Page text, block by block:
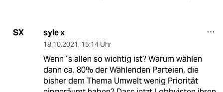
SX syle x
18.10.2021, 15:14 Uhr
Wenn´s allen so wichtig ist? Warum wählen
dann ca. 80% der Wählenden Parteien, die
bisher dem Thema Umwelt wenig Priorität